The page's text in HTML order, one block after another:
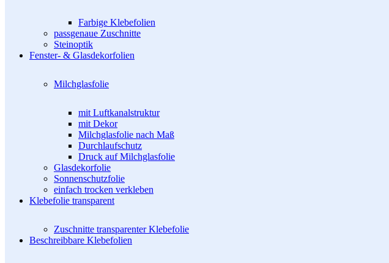
Farbige Klebefolien
passgenaue Zuschnitte
Steinoptik
Fenster- & Glasdekorfolien
Milchglasfolie
mit Luftkanalstruktur
mit Dekor
Milchglasfolie nach Maß
Durchlaufschutz
Druck auf Milchglasfolie
Glasdekorfolie
Sonnenschutzfolie
einfach trocken verkleben
Klebefolie transparent
Zuschnitte transparenter Klebefolie
Beschreibbare Klebefolien